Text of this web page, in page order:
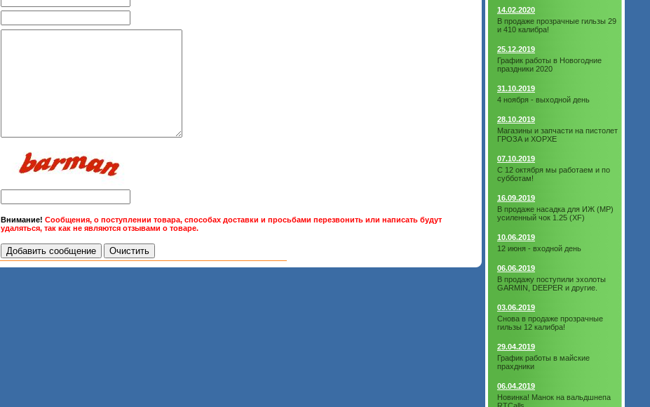
Внимание! Сообщения, о поступлении товара, способах доставки и просьбами перезвонить или написать будут
удаляться, так как не являются отзывами о товаре.
14.02.2020
В продаже прозрачные гильзы 29
и 410 калибра!
25.12.2019
График работы в Новогодние
праздники 2020
31.10.2019
4 ноября - выходной день
28.10.2019
Магазины и запчасти на пистолет
ГРОЗА и ХОРХЕ
07.10.2019
С 12 октября мы работаем и по
субботам!
16.09.2019
В продаже насадка для ИЖ (МР)
усиленный чок 1.25 (XF)
10.06.2019
12 июня - входной день
06.06.2019
В продажу поступили эхолоты
GARMIN, DEEPER и другие.
03.06.2019
Снова в продаже прозрачные
гильзы 12 калибра!
29.04.2019
График работы в майские
прахдники
06.04.2019
Новинка! Манок на вальдшнепа